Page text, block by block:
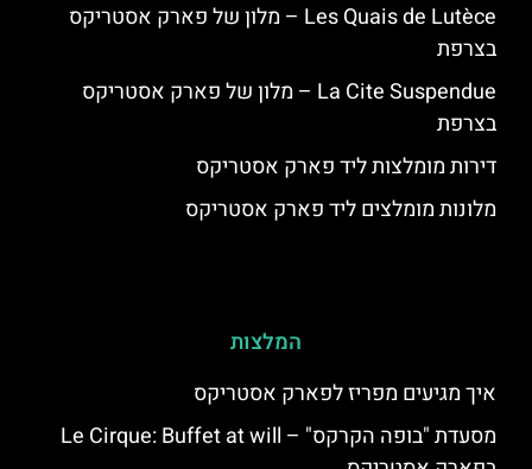
Les Quais de Lutèce – מלון של פארק אסטריקס
בצרפת
La Cite Suspendue – מלון של פארק אסטריקס
בצרפת
דירות מומלצות ליד פארק אסטריקס
מלונות מומלצים ליד פארק אסטריקס
המלצות
איך מגיעים מפריז לפארק אסטריקס
מסעדת "בופה הקרקס" – Le Cirque: Buffet at will